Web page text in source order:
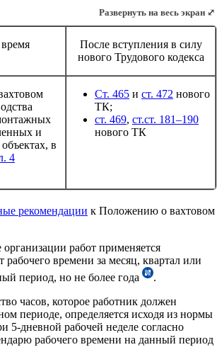
После вступления в силу
нового Трудового кодекса
и
в
4
Ст. 465 и ст. 472 нового
ТК;
ст. 469, ст.ст. 181–190
нового ТК
Развернуть на весь экран ⤢
рекомендации к Положению о вахтовом
работ применяется
времени за месяц, квартал или
период, но не более года
.
часов, которое работник должен
периоде, определяется исходя из нормы
5-дневной рабочей неделе согласно
рабочего времени на данный период